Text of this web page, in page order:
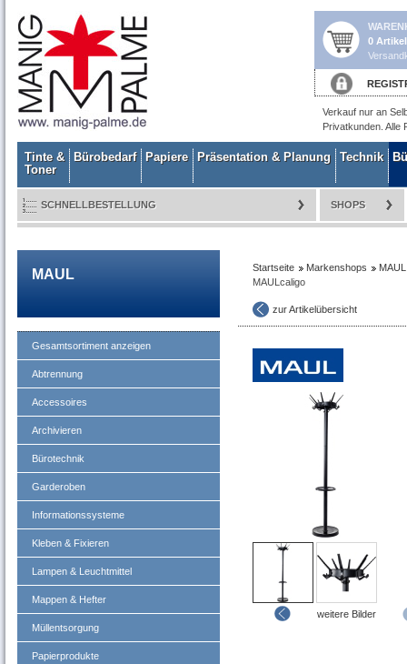
0
Verkauf nur an
Privatkunden. Alle
Tinte &
Toner
Bürobedarf Papiere Präsentation & Planung Technik
SCHNELLBESTELLUNG SHOPS
MAUL
Gesamtsortiment anzeigen
Abtrennung
Accessoires
Archivieren
Bürotechnik
Garderoben
Informationssysteme
Kleben & Fixieren
Lampen & Leuchtmittel
Mappen & Hefter
Müllentsorgung
Papierprodukte
Startseite Markenshops
MAUL
MAULcaligo
zur Artikelübersicht
weitere Bilder